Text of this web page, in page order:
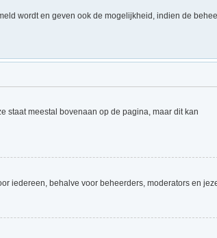
wordt en geven ook de mogelijkheid, indien de
staat meestal bovenaan op de pagina, maar dit kan
iedereen, behalve voor beheerders, moderators en